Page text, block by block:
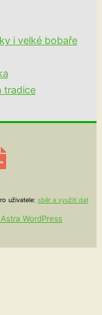
i velké bobaře
tradice
uživatele: sběr a využití dat
WordPress